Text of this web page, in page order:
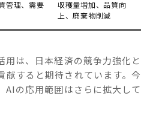
管理、需要
収穫量増加、品質向
上、廃棄物削減
用は、日本経済の競争力強化と
献すると期待されています。今
AIの応用範囲はさらに拡大して